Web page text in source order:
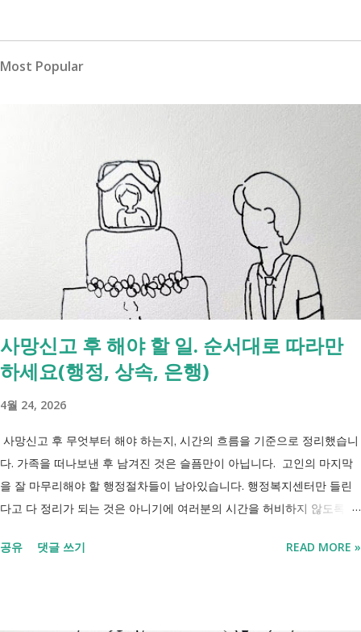
Most Popular
사망신고 후 해야 할 일. 순서대로 따라만
하세요(행정, 상속, 은행)
4월 24, 2026
사망신고 후 무엇부터 해야 하는지, 시간의 흐름을 기준으로 정리했습니
다. 가족을 떠나보낸 후 남겨진 것은 슬픔만이 아닙니다. 고인의 마지막
을 잘 마무리해야 할 행정절차들이 남아있습니다. 행정복지센터만 들린
다고 다 정리가 되는 것은 아니기에 여러분의 시간을 허비하지 않도록 정
처리까지 이 흐름만 따라가시면 됩니다. 장례 후 행정 절차 타임라인 장
공유 댓글 쓰기 READ MORE »